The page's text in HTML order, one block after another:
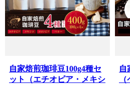
自家焙煎珈琲豆100g4種セ
ット（エチオピア・メキシ
自